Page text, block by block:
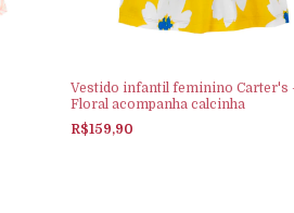
Vestido infantil feminino Carter's
Floral acompanha calcinha
R$159,90